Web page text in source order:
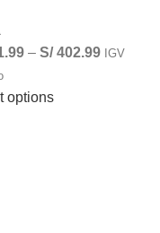
– S/402.99 IGV
options